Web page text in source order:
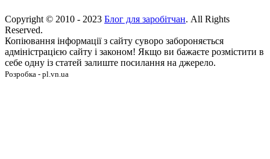
Copyright © 2010 - 2023 Блог для заробітчан. All Rights
Reserved.
Копіювання інформації з сайту суворо забороняється
адміністрацією сайту і законом! Якщо ви бажаєте розмістити в
себе одну із статей залиште посилання на джерело.
Розробка - pl.vn.ua